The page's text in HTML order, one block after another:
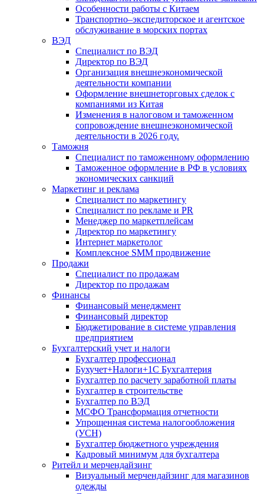
Особенности работы с Китаем
Транспортно–экспедиторское и агентское
обслуживание в морских портах
ВЭД
Специалист по ВЭД
Директор по ВЭД
Организация внешнеэкономической
деятельности компании
Оформление внешнеторговых сделок с
компаниями из Китая
Изменения в налоговом и таможенном
сопровождение внешнеэкономической
деятельности в 2026 году.
Таможня
Специалист по таможенному оформлению
Таможенное оформление в РФ в условиях
экономических санкций
Маркетинг и реклама
Специалист по маркетингу
Специалист по рекламе и PR
Менеджер по маркетплейсам
Директор по маркетингу
Интернет маркетолог
Комплексное SMM продвижение
Продажи
Специалист по продажам
Директор по продажам
Финансы
Финансовый менеджмент
Финансовый директор
Бюджетирование в системе управления
предприятием
Бухгалтерский учет и налоги
Бухгалтер профессионал
Бухучет+Налоги+1С Бухгалтерия
Бухгалтер по расчету заработной платы
Бухгалтер в строительстве
Бухгалтер по ВЭД
МСФО Трансформация отчетности
Упрощенная система налогообложения
(УСН)
Бухгалтер бюджетного учреждения
Кадровый минимум для бухгалтера
Ритейл и мерчендайзинг
Визуальный мерчендайзинг для магазинов
одежды